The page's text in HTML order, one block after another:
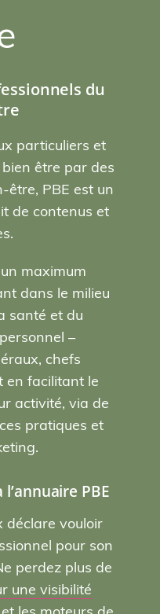
du
particuliers et
être par des
être, PBE est un
de contenus et
maximum
dans le milieu
santé et du
–
chefs
en facilitant le
activité, via de
pratiques et
PBE
déclare vouloir
pour son
perdez plus de
une visibilité